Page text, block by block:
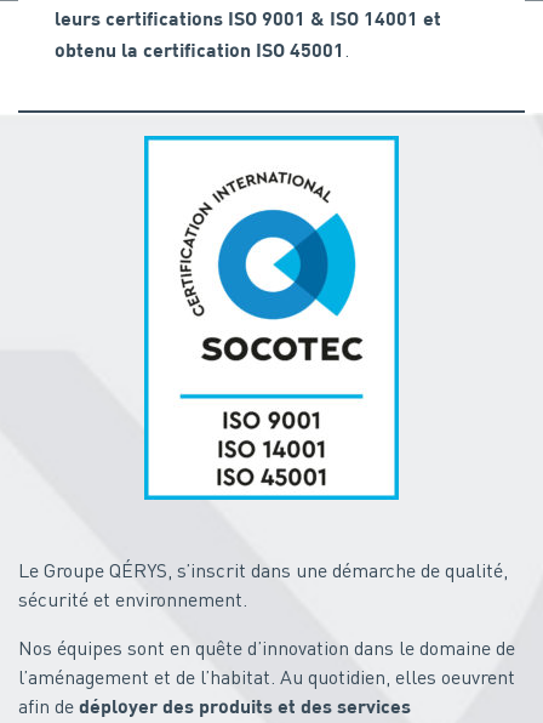
leurs certifications ISO 9001 & ISO 14001 et
obtenu la certification ISO 45001
Le Groupe QÉRYS, s’inscrit dans une démarche de qualité,
sécurité et environnement.
Nos équipes sont en quête d’innovation dans le domaine de
l’aménagement et de l’habitat. Au quotidien, elles oeuvrent
afin de déployer des produits et des services